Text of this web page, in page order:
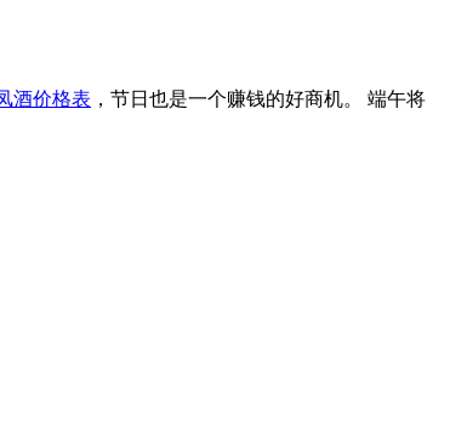
酒价格表 ，节日也是一个赚钱的好商机。 端午将